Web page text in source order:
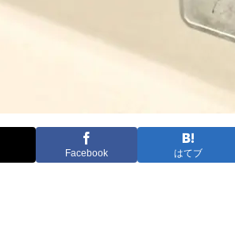
Facebook はてブ